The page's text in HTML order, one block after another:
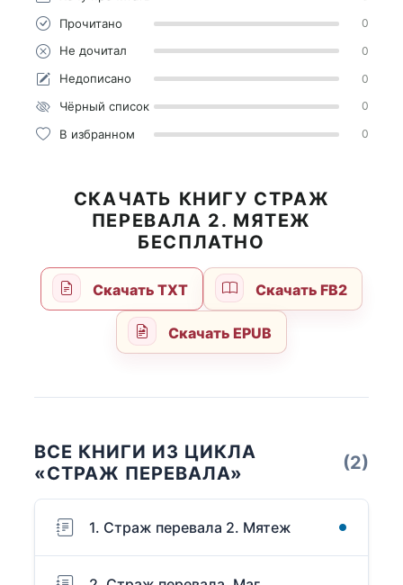
Прочитано 0
Не дочитал 0
Недописано 0
Чёрный список 0
В избранном 0
СКАЧАТЬ КНИГУ СТРАЖ
ПЕРЕВАЛА 2. МЯТЕЖ
БЕСПЛАТНО
Скачать TXT Скачать FB2
Скачать EPUB
ВСЕ КНИГИ ИЗ ЦИКЛА
«СТРАЖ ПЕРЕВАЛА»
(2)
1. Страж перевала 2. Мятеж